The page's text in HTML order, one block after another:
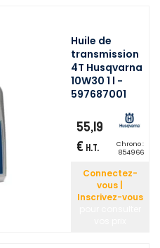
Huile de
transmission
4T Husqvarna
10W30 1 l -
597687001
55,19
€ H.T.
Chrono :
854966
Connectez-
vous |
Inscrivez-vous